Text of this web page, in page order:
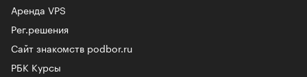
Аренда VPS
Рег.решения
Сайт знакомств podbor.ru
РБК Курсы